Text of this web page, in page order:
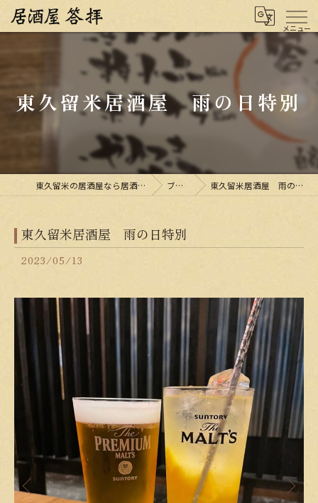
東久留米居酒屋 雨の日特別
東久留米の居酒屋なら居酒屋 答拝 ブログ 東久留米居酒屋 雨の日特別
東久留米居酒屋 雨の日特別
2023/05/13